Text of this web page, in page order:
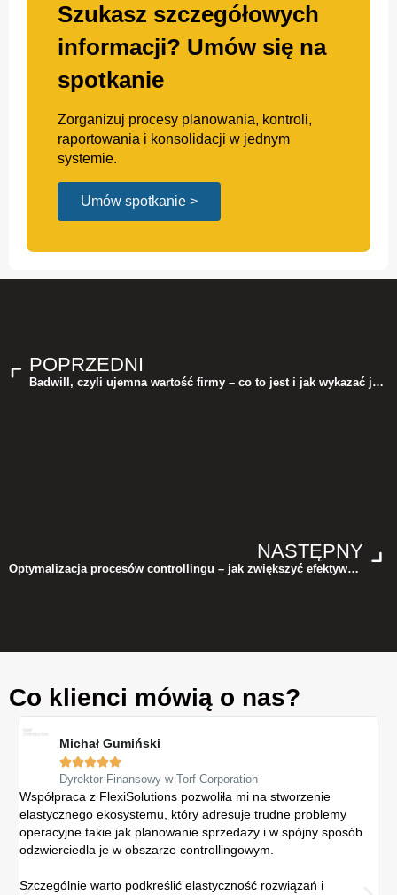
Szukasz szczegółowych
informacji? Umów się na
spotkanie
Zorganizuj procesy planowania, kontroli,
raportowania i konsolidacji w jednym
systemie.
Umów spotkanie >
POPRZEDNI
Badwill, czyli ujemna wartość firmy – co to jest i jak wykazać ją w sprawozdaniu finansowym
NASTĘPNY
Optymalizacja procesów controllingu – jak zwiększyć efektywność w Twojej firmie?
Co klienci mówią o nas?
Michał Gumiński

Dyrektor Finansowy w Torf Corporation
Współpraca z FlexiSolutions pozwoliła mi na stworzenie
elastycznego ekosystemu, który adresuje trudne problemy
operacyjne takie jak planowanie sprzedaży i w spójny sposób
odzwierciedla je w obszarze controllingowym.
Szczególnie warto podkreślić elastyczność rozwiązań i